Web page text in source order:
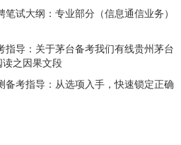
大纲：专业部分（信息通信业务）
导：关于茅台备考我们有线贵州茅台
之因果文段
考指导：从选项入手，快速锁定正确